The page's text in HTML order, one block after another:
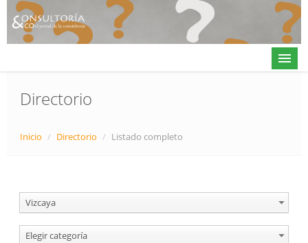
Contacto
Directorio
Inicio / Directorio / Listado completo
Vizcaya
Elegir categoría